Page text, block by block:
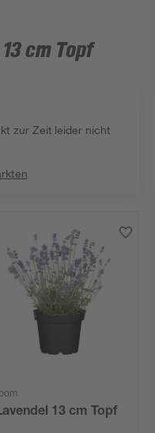
cm Topf
zur Zeit leider nicht
13 cm Topf